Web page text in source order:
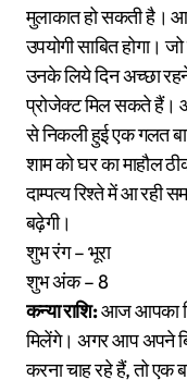
मुलाकात हो सकती है।
उपयोगी साबित होगा।
उनके लिये दिन अच्छा
प्रोजेक्ट मिल सकते हैं।
से निकली हुई एक गलत
शाम को घर का माहौल
दाम्पत्य रिश्ते में आ रही
बढ़ेगी।
शुभ रंग – भूरा
शुभ अंक – 8
कन्या राशि:आज आपका
मिलेंगे। अगर आप अपने
करना चाह रहे हैं, तो